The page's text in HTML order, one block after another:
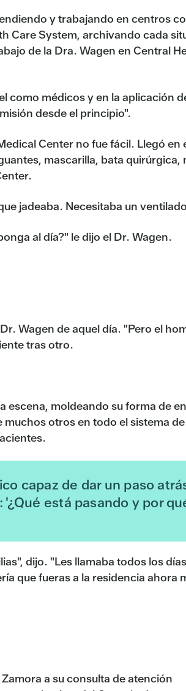
y trabajando en centros
Care System, archivando cada
de la Dra. Wagen en Central
médicos y en la aplicación
desde el principio".
Center no fue fácil. Llegó
mascarilla, bata
jadeaba. Necesitaba un
al día?" le dijo el Dr. Wagen.
Wagen de aquel día. "Pero el
tras otro.
moldeando su forma de
otros en todo el sistema
capaz de dar un paso
está pasando y por
dijo. "Les llamaba todos los
que fueras a la residencia ahora
a su consulta de atención